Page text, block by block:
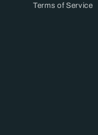
Terms of Service